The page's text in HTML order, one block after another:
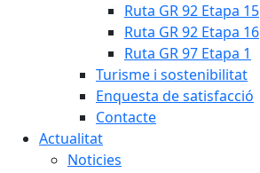
Ruta GR 92 Etapa 15
Ruta GR 92 Etapa 16
Ruta GR 97 Etapa 1
Turisme i sostenibilitat
Enquesta de satisfacció
Contacte
Actualitat
Noticies